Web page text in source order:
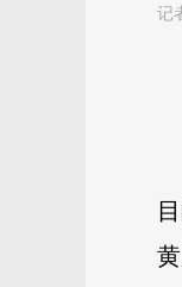
记